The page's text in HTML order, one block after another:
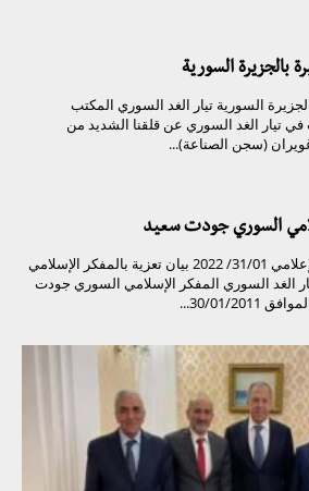
بالجزيرة السورية
السورية تيار الغد السوري المكتب
01/02/2022 نعرب في تيار الغد السوري عن قلقنا الشديد من
(سجن الصناعة)...
السوري جودت سعيد
تيار الغد السوري المكتب الإعلامي 31/01/ 2022 بيان تعزية بالمفكر الإسلامي
الغد السوري المفكر الإسلامي السوري جودت
01/2011...